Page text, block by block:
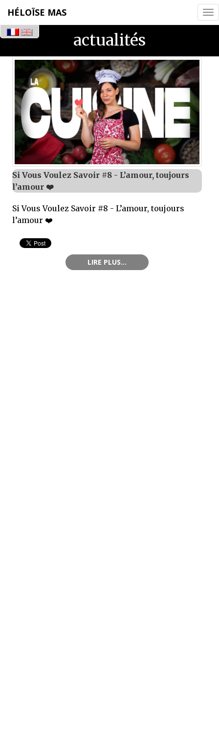
HÉLOÏSE MAS
actualités
Si Vous Voulez Savoir #8 - L’amour, toujours
l’amour ❤️
Si Vous Voulez Savoir #8 - L’amour, toujours
l’amour ❤️
LIRE PLUS...